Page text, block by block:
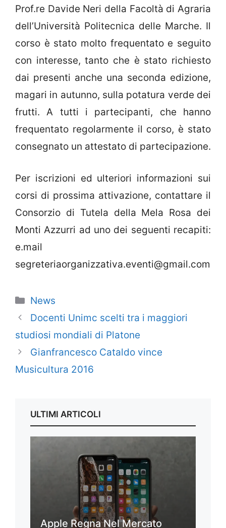
Prof.re Davide Neri della Facoltà di Agraria
dell’Università Politecnica delle Marche. Il
corso è stato molto frequentato e seguito
con interesse, tanto che è stato richiesto
dai presenti anche una seconda edizione,
magari in autunno, sulla potatura verde dei
frutti. A tutti i partecipanti, che hanno
frequentato regolarmente il corso, è stato
consegnato un attestato di partecipazione.
Per iscrizioni ed ulteriori informazioni sui
corsi di prossima attivazione, contattare il
Consorzio di Tutela della Mela Rosa dei
Monti Azzurri ad uno dei seguenti recapiti:
e.mail
segreteriaorganizzativa.eventi@gmail.com
Categorie
News
Docenti Unimc scelti tra i maggiori
studiosi mondiali di Platone
Gianfrancesco Cataldo vince
Musicultura 2016
ULTIMI ARTICOLI
Apple Regna Nel Mercato